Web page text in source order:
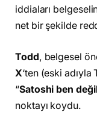
iddiaları
net bir şekilde
Todd, belgesel
X‘ten (eski adıyla
“Satoshi ben
noktayı koydu.